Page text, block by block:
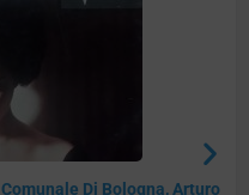
Di Bologna, Arturo